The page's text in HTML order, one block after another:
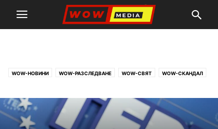
WOW-НОВИНИ WOW-РАЗСЛЕДВАНЕ WOW-СВЯТ WOW-СКАНДАЛ